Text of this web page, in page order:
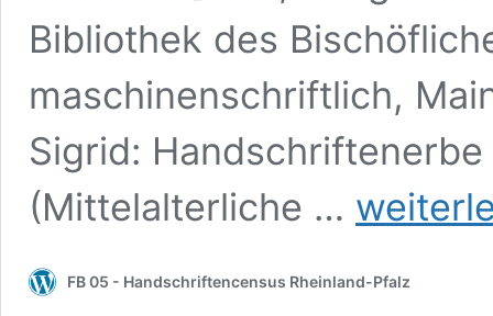
Bibliothek des
maschinenschriftlich,
Sigrid:
(Mittelalterliche …
Mainz,
Hs
FB 05 - Handschriftencensus Rheinland-Pfalz